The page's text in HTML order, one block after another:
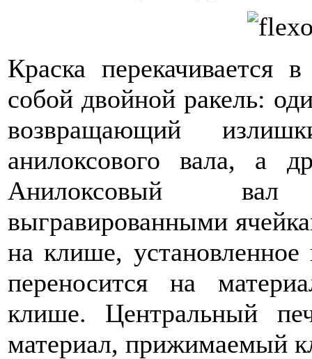
Краска перекачивается
собой двойной ракель:
возвращающий
анилоксового вала, а
Анилоксовый
выгравированными
на клише, установленное
переносится на
клише. Центральный
материал, прижимаемый